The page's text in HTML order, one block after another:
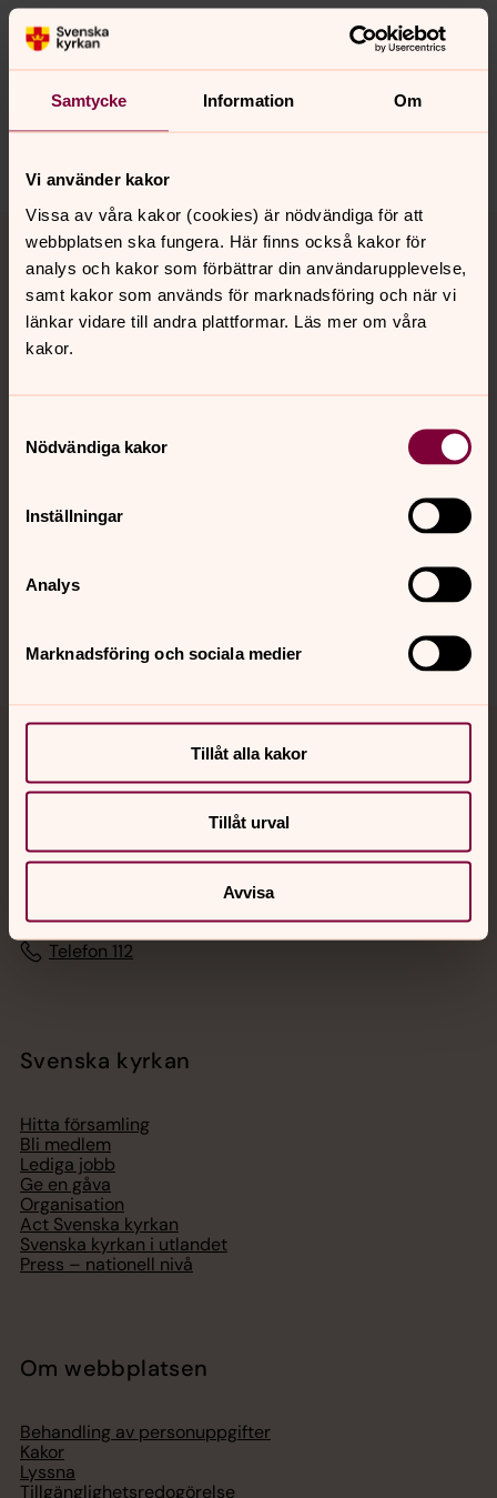
Samtycke Information Om
Vi använder kakor
Vissa av våra kakor (cookies) är nödvändiga för att
webbplatsen ska fungera. Här finns också kakor för
analys och kakor som förbättrar din användarupplevelse,
samt kakor som används för marknadsföring och när vi
länkar vidare till andra plattformar. Läs mer om våra
kakor.
Nödvändiga kakor
Inställningar
Analys
Marknadsföring och sociala medier
Tillåt alla kakor
Tillåt urval
Avvisa
Synpunkter eller frågor på sidans
innehåll?
norrkoping@svenskakyrkan.se
Tillbaka till toppen
Tillbaka till innehållet
Kontakt
Sociala kanaler
Jourhavande präst
med en präst på kvällar och nätter.
Digitalt brev
Telefon 112
Svenska kyrkan
Hitta församling
Bli medlem
Lediga jobb
Ge en gåva
Organisation
Act Svenska kyrkan
Svenska kyrkan i utlandet
Press – nationell nivå
Om webbplatsen
Behandling av personuppgifter
Kakor
Lyssna
Tillgänglighetsredogörelse